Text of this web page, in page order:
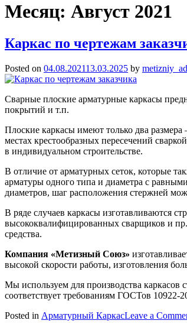
Месяц: Август 2021
Каркас по чертежам
Posted on 04.08.202113.03.2025 by
Сварные плоские арматурные каркасы
покрытий и т.п.
Плоские каркасы имеют только два
местах крестообразных пересечений
в индивидуальном строительстве.
В отличие от арматурных сеток, которые
арматуры одного типа и диаметра с
диаметров, шаг расположения стержней
В ряде случаев каркасы изготавливаются
высококвалифицированных сварщиков и
средства.
Компания «Метизный Союз»
высокой скорости работы, изготовления
Мы используем для производства каркасов
соответствует требованиям ГОСТов
Posted in Арматурный КаркасLeave a